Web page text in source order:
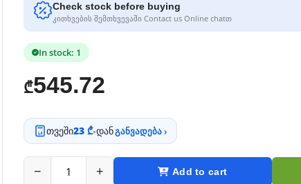
Check stock before buying
კითხვების შემთხვევაში Contact us Online chatთ
In stock: 1
₾545.72
თვეში23 ₾-დანგანვადება ›
− + Add to cart